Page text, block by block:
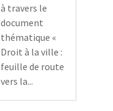
à travers le
document
thématique «
Droit à la ville :
feuille de route
vers la...